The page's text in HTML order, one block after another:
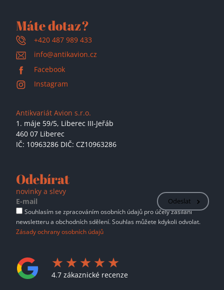
Máte dotaz?
+420 487 989 433
info@antikavion.cz
Facebook
Instagram
Antikvariát Avion s.r.o.
1. máje 59/5, Liberec III-Jeřáb
460 07 Liberec
IČ: 10963286 DIČ: CZ10963286
Odebírat
novinky a slevy
Odeslat
Souhlasím se zpracováním osobních údajů pro účely zasílání
newsletteru a obchodních sdělení. Souhlas můžete kdykoli odvolat.
Zásady ochrany osobních údajů
4.7 zákaznické recenze